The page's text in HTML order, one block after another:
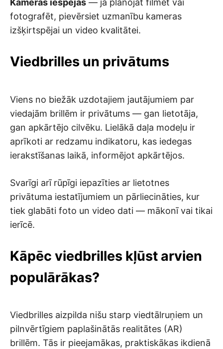
Kameras iespējas — ja plānojat filmēt vai
fotografēt, pievērsiet uzmanību kameras
izšķirtspējai un video kvalitātei.
Viedbrilles un privātums
Viens no biežāk uzdotajiem jautājumiem par
viedajām brillēm ir privātums — gan lietotāja,
gan apkārtējo cilvēku. Lielākā daļa modeļu ir
aprīkoti ar redzamu indikatoru, kas iedegas
ierakstīšanas laikā, informējot apkārtējos.
Svarīgi arī rūpīgi iepazīties ar lietotnes
privātuma iestatījumiem un pārliecināties, kur
tiek glabāti foto un video dati — mākonī vai tikai
ierīcē.
Kāpēc viedbrilles kļūst arvien
populārākas?
Viedbrilles aizpilda nišu starp viedtālruņiem un
pilnvērtīgiem paplašinātās realitātes (AR)
brillēm. Tās ir pieejamākas, praktiskākas ikdienā